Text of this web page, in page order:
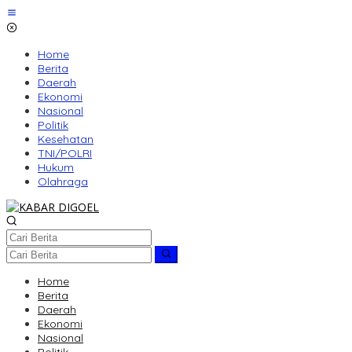
Lewati
ke
Home
Berita
Daerah
Ekonomi
Nasional
Politik
Kesehatan
TNI/POLRI
Hukum
Olahraga
Home
Berita
Daerah
Ekonomi
Nasional